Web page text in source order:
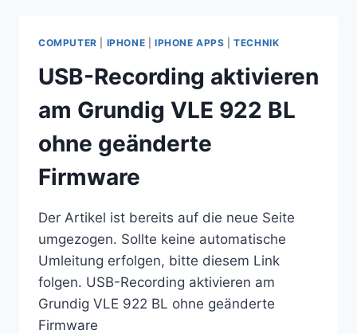
GÜNSTIG
TRACKEN
MIT
ALTEM
IPHONE
COMPUTER IPHONE IPHONE APPS |TECHNIK
USB-Recording aktivieren
am Grundig VLE 922 BL
ohne geänderte
Firmware
Der Artikel ist bereits auf die neue Seite
umgezogen. Sollte keine automatische
Umleitung erfolgen, bitte diesem Link
folgen. USB-Recording aktivieren am
Grundig VLE 922 BL ohne geänderte
Firmware